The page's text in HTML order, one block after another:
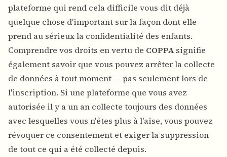
plateforme qui rend cela difficile vous dit déjà
quelque chose d'important sur la façon dont elle
prend au sérieux la confidentialité des enfants.
Comprendre vos droits en vertu de COPPAsignifie
également savoir que vous pouvez arrêter la collecte
de données à tout moment — pas seulement lors de
l'inscription. Si une plateforme que vous avez
autorisée il y a un an collecte toujours des données
avec lesquelles vous n'êtes plus à l'aise, vous pouvez
révoquer ce consentement et exiger la suppression
de tout ce qui a été collecté depuis.